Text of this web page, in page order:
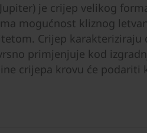
je crijep velikog
mogućnost kliznog
Crijep karakteriziraju
primjenjuje kod
crijepa krovu će podariti